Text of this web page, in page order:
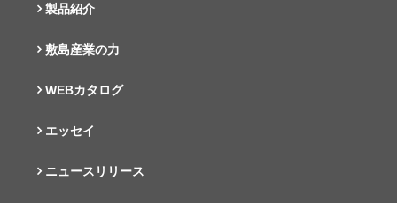
製品紹介
敷島産業の力
WEBカタログ
エッセイ
ニュースリリース